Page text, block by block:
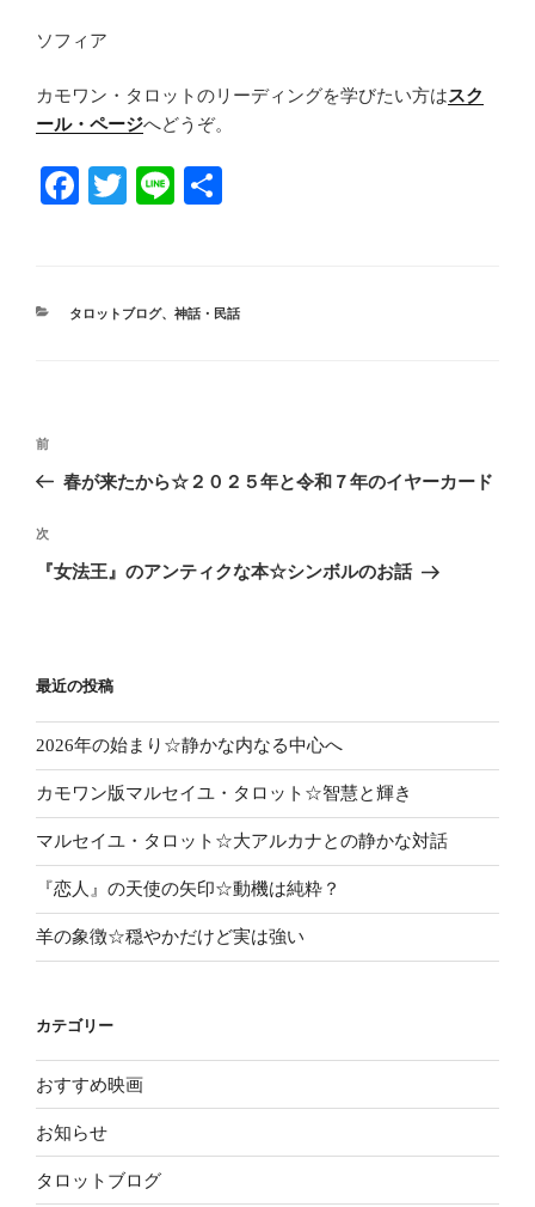
ソフィア
カモワン・タロットのリーディングを学びたい方はスク
ール・ページへどうぞ。
Fa
ok
T
r
Li
カ
タロットブログ、 神話・民話
投
ビ
ゲ
ン
前
の
稿
前
春が来たから☆２０２５年と令和７年のイヤーカード
次
の
次
『女法王』のアンティクな本☆シンボルのお話
最近の投稿
2026年の始まり☆静かな内なる中心へ
カモワン版マルセイユ・タロット☆智慧と輝き
マルセイユ・タロット☆大アルカナとの静かな対話
『恋人』の天使の矢印☆動機は純粋？
羊の象徴☆穏やかだけど実は強い
カテゴリー
おすすめ映画
お知らせ
タロットブログ